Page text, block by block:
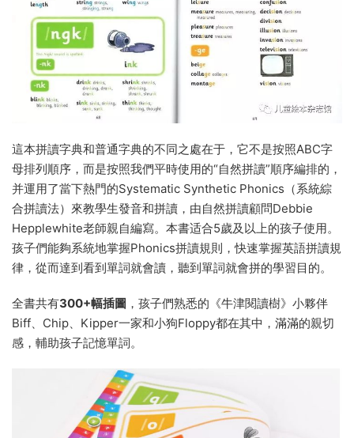
這本拼讀字典和普通字典的不同之處在于，它不是按照ABC字
母排列順序，而是按照我們平時使用的“自然拼讀”順序編排的，
并運用了當下熱門的Systematic Synthetic Phonics（系統綜
合拼讀法）來教學生發音和拼讀，由自然拼讀顧問Debbie
Hepplewhite老師親自編寫。本書适合5歲及以上的孩子使用。
孩子們能夠系統地掌握Phonics拼讀規則，快速掌握英語拼讀規
律，從而達到看到單詞就會讀，聽到單詞就會拼的學習目的。
全書共有300+幅插圖 ，孩子們熟悉的《牛津閱讀樹》小夥伴
Biff、Chip、Kipper一家和小狗Floppy都在其中，滿滿的親切
感，輔助孩子記憶單詞。